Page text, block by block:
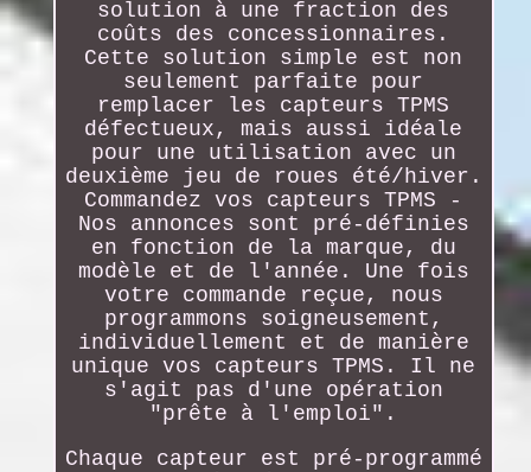
solution à une fraction des
coûts des concessionnaires.
Cette solution simple est non
seulement parfaite pour
remplacer les capteurs TPMS
défectueux, mais aussi idéale
pour une utilisation avec un
deuxième jeu de roues été/hiver.
Commandez vos capteurs TPMS -
Nos annonces sont pré-définies
en fonction de la marque, du
modèle et de l'année. Une fois
votre commande reçue, nous
programmons soigneusement,
individuellement et de manière
unique vos capteurs TPMS. Il ne
s'agit pas d'une opération
"prête à l'emploi".
Chaque capteur est pré-programmé